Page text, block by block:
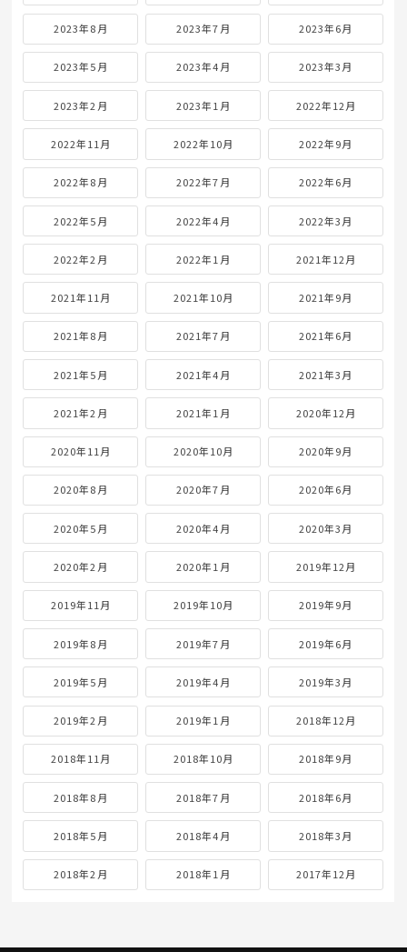
2023年8月 2023年7月 2023年6月
2023年5月 2023年4月 2023年3月
2023年2月 2023年1月 2022年12月
2022年11月 2022年10月 2022年9月
2022年8月 2022年7月 2022年6月
2022年5月 2022年4月 2022年3月
2022年2月 2022年1月 2021年12月
2021年11月 2021年10月 2021年9月
2021年8月 2021年7月 2021年6月
2021年5月 2021年4月 2021年3月
2021年2月 2021年1月 2020年12月
2020年11月 2020年10月 2020年9月
2020年8月 2020年7月 2020年6月
2020年5月 2020年4月 2020年3月
2020年2月 2020年1月 2019年12月
2019年11月 2019年10月 2019年9月
2019年8月 2019年7月 2019年6月
2019年5月 2019年4月 2019年3月
2019年2月 2019年1月 2018年12月
2018年11月 2018年10月 2018年9月
2018年8月 2018年7月 2018年6月
2018年5月 2018年4月 2018年3月
2018年2月 2018年1月 2017年12月